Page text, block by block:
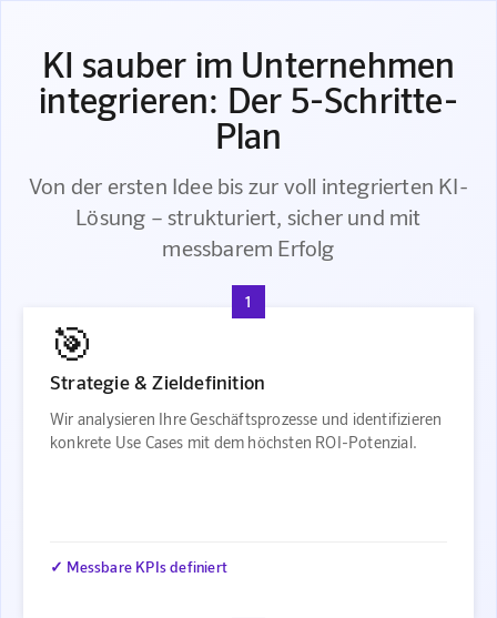
KI sauber im Unternehmen
integrieren: Der 5-Schritte-
Plan
Von der ersten Idee bis zur voll integrierten KI-
Lösung – strukturiert, sicher und mit
messbarem Erfolg
1
🎯
Strategie & Zieldefinition
Wir analysieren Ihre Geschäftsprozesse und identifizieren
konkrete Use Cases mit dem höchsten ROI-Potenzial.
✓ Messbare KPIs definiert